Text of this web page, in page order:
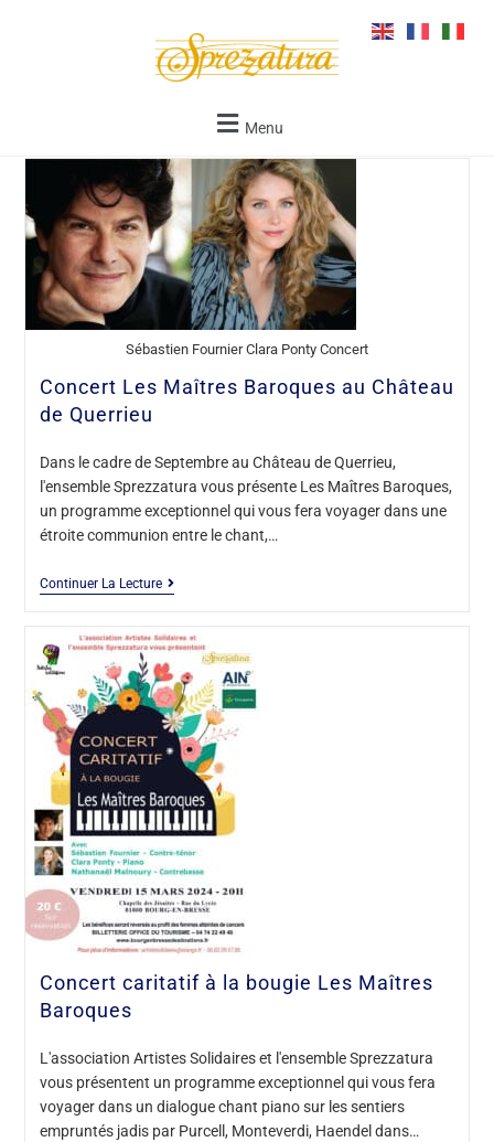
Menu
Sébastien Fournier Clara Ponty Concert
Concert Les Maîtres Baroques au Château
de Querrieu
Dans le cadre de Septembre au Château de Querrieu,
l'ensemble Sprezzatura vous présente Les Maîtres Baroques,
un programme exceptionnel qui vous fera voyager dans une
étroite communion entre le chant,…
Continuer La Lecture
Concert caritatif à la bougie Les Maîtres
Baroques
L'association Artistes Solidaires et l'ensemble Sprezzatura
vous présentent un programme exceptionnel qui vous fera
voyager dans un dialogue chant piano sur les sentiers
empruntés jadis par Purcell, Monteverdi, Haendel dans…